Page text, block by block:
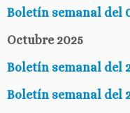
Boletín semanal del
Octubre 2025
Boletín semanal del
Boletín semanal del